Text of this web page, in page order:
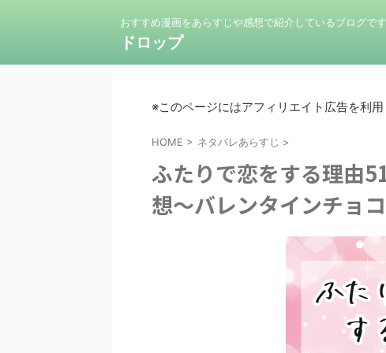
おすすめ漫画をあらすじや感想で紹介しているブログです
ドロップ
※このページにはアフィリエイト広告を利
HOME > ネタバレあらすじ >
ふたりで恋をする理由
想～バレンタインチョ